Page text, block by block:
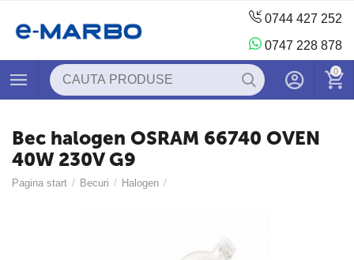
0744 427 252
0747 228 878
0
Bec halogen OSRAM 66740 OVEN
40W 230V G9
Pagina start / Becuri / Halogen /